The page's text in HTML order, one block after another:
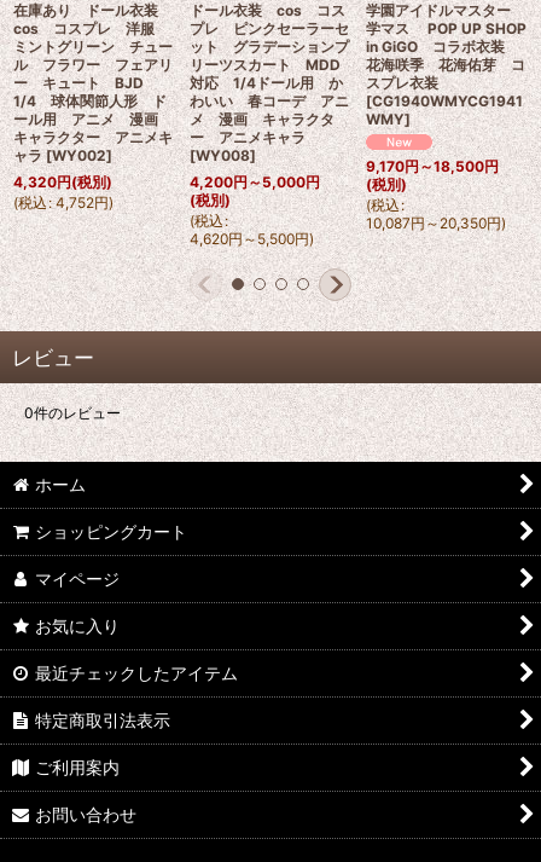
在庫あり ドール衣装
cos コスプレ 洋服
ミントグリーン チュー
ル フラワー フェアリ
ー キュート BJD
1/4 球体関節人形 ド
ール用 アニメ 漫画
キャラクター アニメキ
ャラ [WY002]
4,320円(税別)
(税込 : 4,752円)
ドール衣装 cos コス
プレ ピンクセーラーセ
ット グラデーションプ
リーツスカート MDD
対応 1/4ドール用 か
わいい 春コーデ アニ
メ 漫画 キャラクタ
ー アニメキャラ
[WY008]
4,200円～5,000円
(税別)
(税込:
4,620円～5,500円)
学園アイドルマスター
学マス POP UP SHOP
in GiGO コラボ衣装
花海咲季 花海佑芽 コ
スプレ衣装
[CG1940WMYCG1941
WMY]
9,170円～18,500円
(税別)
(税込:
10,087円～20,350円)
レビュー
0件のレビュー
ホーム
ショッピングカート
マイページ
お気に入り
最近チェックしたアイテム
特定商取引法表示
ご利用案内
お問い合わせ